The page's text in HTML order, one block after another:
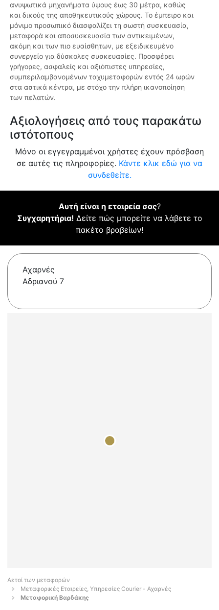
ανυψωτικά μηχανήματα ύψους έως 30 μέτρα, καθώς
και δικούς της αποθηκευτικούς χώρους. Το έμπειρο και
μόνιμο προσωπικό διασφαλίζει τη σωστή συσκευασία,
μεταφορά και αποσυσκευασία των αντικειμένων,
ακόμη και των πιο ευαίσθητων, με εξειδικευμένο
συνεργείο για δύσκολες συσκευασίες. Προσφέρει
γρήγορες, ασφαλείς και αξιόπιστες υπηρεσίες,
συμπεριλαμβανομένων ταχυμεταφορών εντός 24 ωρών
στα αστικά κέντρα, με στόχο την πλήρη ικανοποίηση
των πελατών.
Αξιολογήσεις από τους παρακάτω
ιστότοπους
Μόνο οι εγγεγραμμένοι χρήστες έχουν πρόσβαση
σε αυτές τις πληροφορίες. Κάντε κλικ εδώ για να
συνδεθείτε.
Αυτή είναι η εταιρεία σας?
Συγχαρητήρια! Δείτε πώς μπορείτε να λάβετε το
πακέτο βραβείων!
Αχαρνές
Αδριανού 7
Αετοί των μεταφορών
Μεταφορικές Εταιρείες, Υπηρεσίες Courier - Αχαρνές
Μεταφορική Βαρδάκης